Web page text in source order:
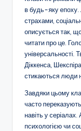
в будь-яку епоху.
страхами,
описується так,
читати про це.
універсальності.
Діккенса,
стикаються люди
Завдяки цьому
часто
навіть у
психологією чи